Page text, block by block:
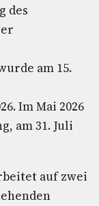
des
am 15.
Im Mai 2026
am 31. Juli
auf zwei